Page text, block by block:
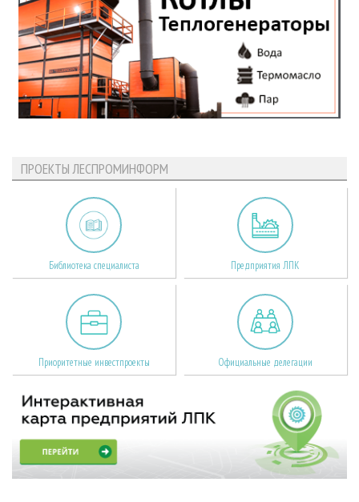
ПРОЕКТЫ ЛЕСПРОМИНФОРМ
Библиотека специалиста Предприятия ЛПК
Приоритетные инвестпроекты Официальные делегации